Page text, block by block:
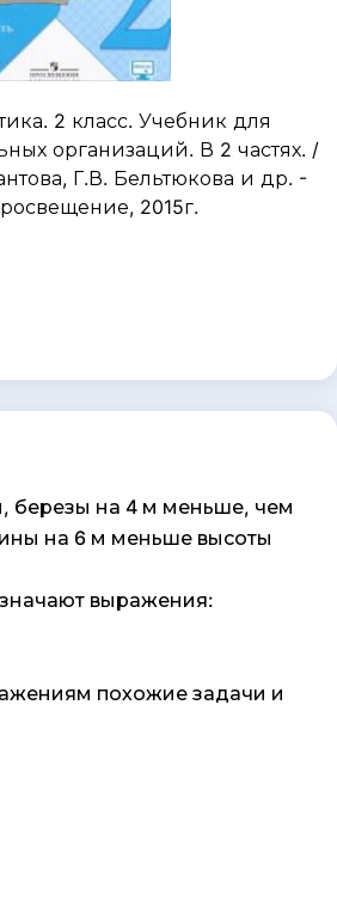
2 класс. Учебник для
организаций. В 2 частях. /
Г.В. Бельтюкова и др. -
2015г.
березы на 4 м меньше, чем
на 6 м меньше высоты
выражения:
похожие задачи и